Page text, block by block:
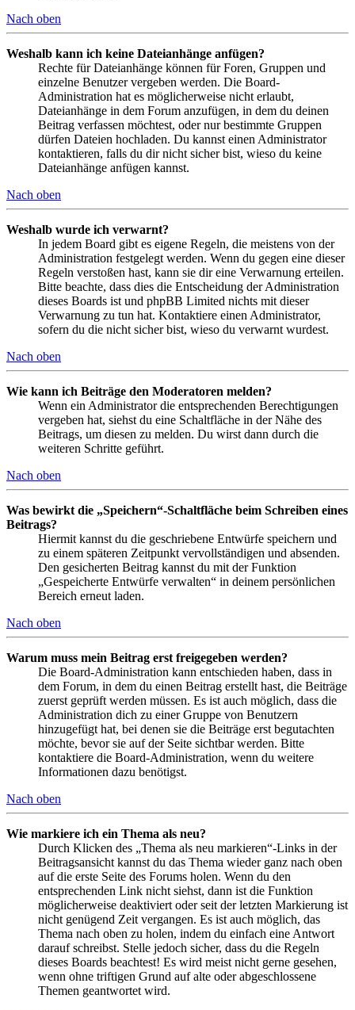
Nach oben
Weshalb kann ich keine Dateianhänge anfügen?
Rechte für Dateianhänge können für Foren, Gruppen und
einzelne Benutzer vergeben werden. Die Board-
Administration hat es möglicherweise nicht erlaubt,
Dateianhänge in dem Forum anzufügen, in dem du deinen
Beitrag verfassen möchtest, oder nur bestimmte Gruppen
dürfen Dateien hochladen. Du kannst einen Administrator
kontaktieren, falls du dir nicht sicher bist, wieso du keine
Dateianhänge anfügen kannst.
Nach oben
Weshalb wurde ich verwarnt?
In jedem Board gibt es eigene Regeln, die meistens von der
Administration festgelegt werden. Wenn du gegen eine dieser
Regeln verstoßen hast, kann sie dir eine Verwarnung erteilen.
Bitte beachte, dass dies die Entscheidung der Administration
dieses Boards ist und phpBB Limited nichts mit dieser
Verwarnung zu tun hat. Kontaktiere einen Administrator,
sofern du die nicht sicher bist, wieso du verwarnt wurdest.
Nach oben
Wie kann ich Beiträge den Moderatoren melden?
Wenn ein Administrator die entsprechenden Berechtigungen
vergeben hat, siehst du eine Schaltfläche in der Nähe des
Beitrags, um diesen zu melden. Du wirst dann durch die
weiteren Schritte geführt.
Nach oben
Was bewirkt die „Speichern“-Schaltfläche beim Schreiben eines
Beitrags?
Hiermit kannst du die geschriebene Entwürfe speichern und
zu einem späteren Zeitpunkt vervollständigen und absenden.
Den gesicherten Beitrag kannst du mit der Funktion
„Gespeicherte Entwürfe verwalten“ in deinem persönlichen
Bereich erneut laden.
Nach oben
Warum muss mein Beitrag erst freigegeben werden?
Die Board-Administration kann entschieden haben, dass in
dem Forum, in dem du einen Beitrag erstellt hast, die Beiträge
zuerst geprüft werden müssen. Es ist auch möglich, dass die
Administration dich zu einer Gruppe von Benutzern
hinzugefügt hat, bei denen sie die Beiträge erst begutachten
möchte, bevor sie auf der Seite sichtbar werden. Bitte
kontaktiere die Board-Administration, wenn du weitere
Informationen dazu benötigst.
Nach oben
Wie markiere ich ein Thema als neu?
Durch Klicken des „Thema als neu markieren“-Links in der
Beitragsansicht kannst du das Thema wieder ganz nach oben
auf die erste Seite des Forums holen. Wenn du den
entsprechenden Link nicht siehst, dann ist die Funktion
möglicherweise deaktiviert oder seit der letzten Markierung ist
nicht genügend Zeit vergangen. Es ist auch möglich, das
Thema nach oben zu holen, indem du einfach eine Antwort
darauf schreibst. Stelle jedoch sicher, dass du die Regeln
dieses Boards beachtest! Es wird meist nicht gerne gesehen,
wenn ohne triftigen Grund auf alte oder abgeschlossene
Themen geantwortet wird.